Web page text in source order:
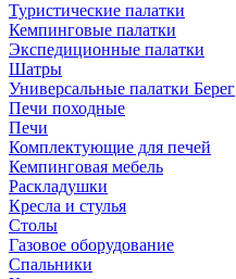
Туристические палатки
Кемпинговые палатки
Экспедиционные палатки
Шатры
Универсальные палатки Берег
Печи походные
Печи
Комплектующие для печей
Кемпинговая мебель
Раскладушки
Кресла и стулья
Столы
Газовое оборудование
Спальники